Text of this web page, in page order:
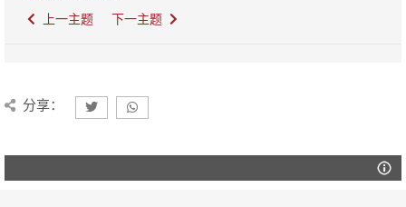
上一主题 下一主题
分享：